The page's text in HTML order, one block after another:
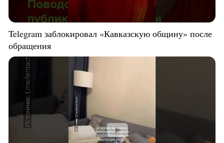
Telegram заблокировал «Кавказскую общину» после
обращения